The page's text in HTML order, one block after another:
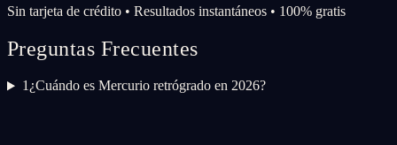
Sin tarjeta de crédito • Resultados instantáneos • 100% gratis
Preguntas Frecuentes
1¿Cuándo es Mercurio retrógrado en 2026?